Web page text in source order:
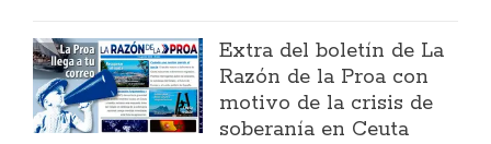
Extra del boletín de La
Razón de la Proa con
motivo de la crisis de
soberanía en Ceuta